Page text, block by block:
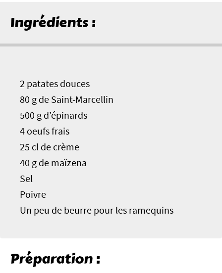
Ingrédients :
2 patates douces
80 g de Saint-Marcellin
500 g d’épinards
4 oeufs frais
25 cl de crème
40 g de maïzena
Sel
Poivre
Un peu de beurre pour les ramequins
Préparation :